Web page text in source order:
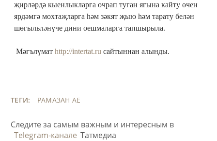
җирләрдә кыенлыкларга очрап туган ягына кайту өчен
ярдәмгә мохтаҗларга һәм зәкят җыю һәм тарату белән
шөгыльләнүче дини оешмаларга тапшырыла.
Мәгълүмат http://intertat.ru сайтыннан алынды.
ТЕГИ: РАМАЗАН АЕ
Следите за самым важным и интересным в
Telegram-канале Татмедиа